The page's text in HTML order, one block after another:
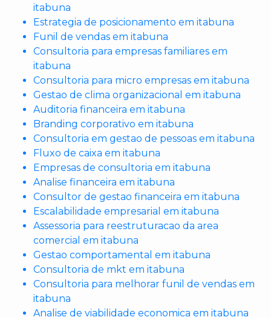
itabuna
Estrategia de posicionamento em itabuna
Funil de vendas em itabuna
Consultoria para empresas familiares em
itabuna
Consultoria para micro empresas em itabuna
Gestao de clima organizacional em itabuna
Auditoria financeira em itabuna
Branding corporativo em itabuna
Consultoria em gestao de pessoas em itabuna
Fluxo de caixa em itabuna
Empresas de consultoria em itabuna
Analise financeira em itabuna
Consultor de gestao financeira em itabuna
Escalabilidade empresarial em itabuna
Assessoria para reestruturacao da area
comercial em itabuna
Gestao comportamental em itabuna
Consultoria de mkt em itabuna
Consultoria para melhorar funil de vendas em
itabuna
Analise de viabilidade economica em itabuna